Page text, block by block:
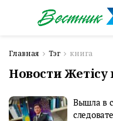
Главная Тэг книга
Новости Жетісу
Вышла в